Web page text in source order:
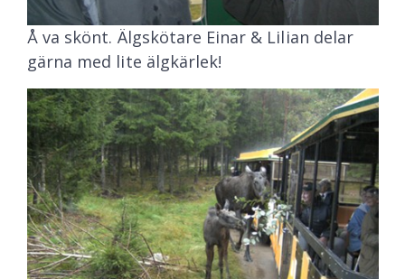
Å va skönt. Älgskötare Einar & Lilian delar
gärna med lite älgkärlek!